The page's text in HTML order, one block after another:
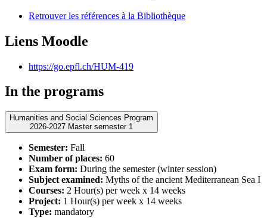
Retrouver les références à la Bibliothèque
Liens Moodle
https://go.epfl.ch/HUM-419
In the programs
Humanities and Social Sciences Program
2026-2027 Master semester 1
Semester: Fall
Number of places: 60
Exam form: During the semester (winter session)
Subject examined: Myths of the ancient Mediterranean Sea I
Courses: 2 Hour(s) per week x 14 weeks
Project: 1 Hour(s) per week x 14 weeks
Type: mandatory